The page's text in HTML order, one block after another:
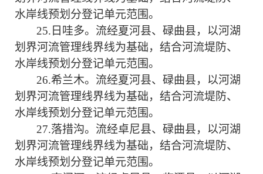
水岸线预划分登记单元范围。
25. 日哇多。 流经夏河县、碌曲县，以河湖
划界河流管理线界线为基础，结合河流堤防、
水岸线预划分登记单元范围。
26.希兰木。 流经夏河县、碌曲县，以河湖
划界河流管理线界线为基础，结合河流堤防、
水岸线预划分登记单元范围。
27.落措沟。 流经卓尼县、碌曲县，以河湖
划界河流管理线界线为基础，结合河流堤防、
水岸线预划分登记单元范围。